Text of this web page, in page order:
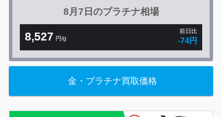
8月7日のプラチナ相場
8,527 円/g
前日比
-74円
金・プラチナ買取価格